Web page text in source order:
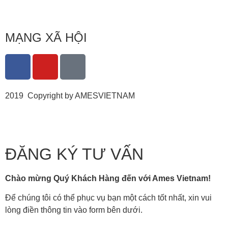
MẠNG XÃ HỘI
2019 Copyright by AMESVIETNAM
ĐĂNG KÝ TƯ VẤN
Chào mừng Quý Khách Hàng đến với Ames Vietnam!
Để chúng tôi có thể phục vụ bạn một cách tốt nhất, xin vui
lòng điền thông tin vào form bên dưới.